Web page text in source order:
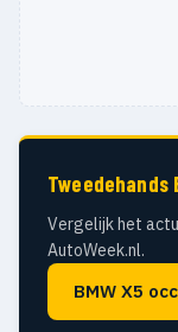
Tweedehands
Vergelijk het
AutoWeek.nl.
BMW X5